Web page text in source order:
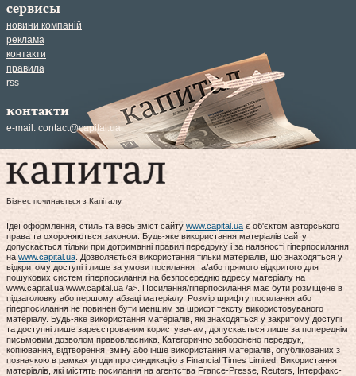
сервисы
новини компаній
реклама
контакти
правила
rss
контакти
e-mail: contact@capital.ua
Бізнес починається з Капіталу
Ідеї оформлення, стиль та весь зміст сайту www.capital.ua є об'єктом авторського
права та охороняються законом. Будь-яке використання матеріалів сайту
допускається тільки при дотриманні правил передруку і за наявності гіперпосилання
наwww.capital.ua. Дозволяється використання тільки матеріалів, що знаходяться у
відкритому доступі і лише за умови посилання та/або прямого відкритого для
пошукових систем гіперпосилання на безпосередню адресу матеріалу на
www.capital.ua www.capital.ua /a>. Посилання/гіперпосилання має бути розміщене в
підзаголовку або першому абзаці матеріалу. Розмір шрифту посилання або
гіперпосилання не повинен бути меншим за шрифт тексту використовуваного
матеріалу. Будь-яке використання матеріалів, які знаходяться у закритому доступі
та доступні лише зареєстрованим користувачам, допускається лише за попереднім
письмовим дозволом правовласника. Категорично заборонено передрук,
копіювання, відтворення, зміну або інше використання матеріалів, опублікованих з
позначкою в рамках угоди про синдикацію з Financial Times Limited. Використання
матеріалів, які містять посилання на агентства France-Presse, Reuters, Інтерфакс-